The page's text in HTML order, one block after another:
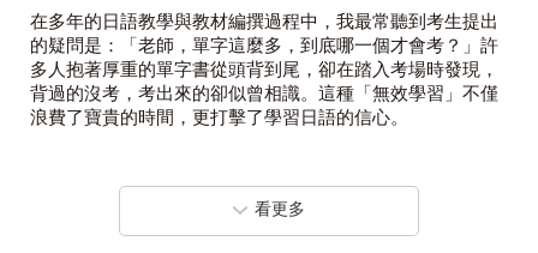
■15 年大數據命題導航，讓你每一秒的努力都有價值
蒐集近15年、共30回的考古題庫，利用大數據分析技術與專
家二度篩選，徹底排除冷門、過時、低頻單字。這不僅是一
本單字書，更是一份精準的命題地圖，確保你學的每一個
字，都是考官的出題重點。
嚴選最核心的1,550個單字，並針對考生痛點精準的高效攻
1. 同反義字與衍生詞：建立網絡化記憶，學習效率翻倍。
七日目 皿～住所
八日目 ジュース～世界
九日目 席～チケット
十日目 地図～どこ
十一日目 図書館～バイク
十二日目 歯医者～飛行機
在多年的日語教學與教材編撰過程中，我最常聽到考生提出
的疑問是：「老師，單字這麼多，到底哪一個才會考？」許
多人抱著厚重的單字書從頭背到尾，卻在踏入考場時發現，
背過的沒考，考出來的卻似曾相識。這種「無效學習」不僅
浪費了寶貴的時間，更打擊了學習日語的信心。
試不只是語言能力的測試，更是一場關於「資訊篩選」的挑
戰。為了提供最精準的內容，我們不惜耗費大量人力與時
間，系統化地整理了近15年的日檢考古題庫。透過電腦大數
看更多